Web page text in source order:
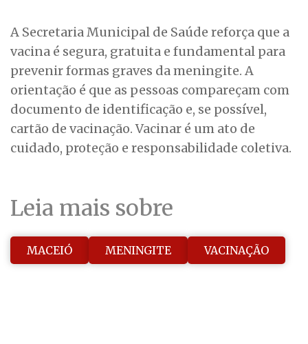
A Secretaria Municipal de Saúde reforça que a
vacina é segura, gratuita e fundamental para
prevenir formas graves da meningite. A
orientação é que as pessoas compareçam com
documento de identificação e, se possível,
cartão de vacinação. Vacinar é um ato de
cuidado, proteção e responsabilidade coletiva.
Leia mais sobre
MACEIÓ MENINGITE VACINAÇÃO